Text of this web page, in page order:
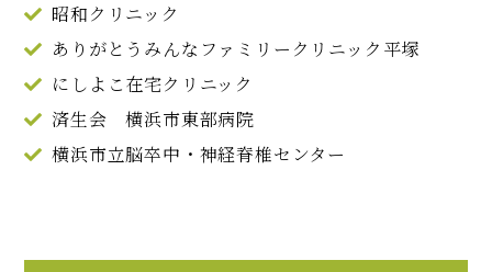
昭和クリニック
ありがとうみんなファミリークリニック平塚
にしよこ在宅クリニック
済生会 横浜市東部病院
横浜市立脳卒中・神経脊椎センター